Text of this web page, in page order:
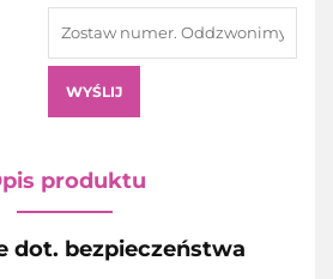
WYŚLIJ
produktu
dot. bezpieczeństwa